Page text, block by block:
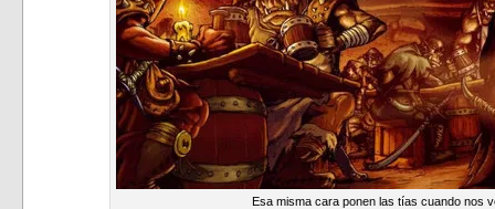
Esa misma cara ponen las tías cuando nos